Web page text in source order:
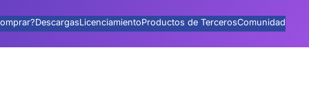
DescargasLicenciamientoProductos de TercerosComunidad